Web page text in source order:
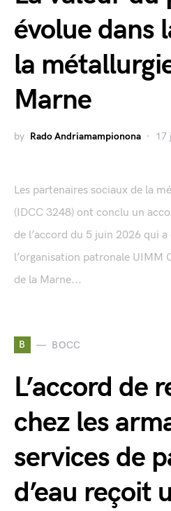
évolue dans
la
Marne
by Rado Andriamampionona 17
Les partenaires sociaux de la
(IDCC 3248) ont conclu un
de l’accord du 5 juin 2026 qui a
l’organisation patronale UIMM
de la Marne...
B BOCC
L’accord de
chez les
services de
d’eau reçoit